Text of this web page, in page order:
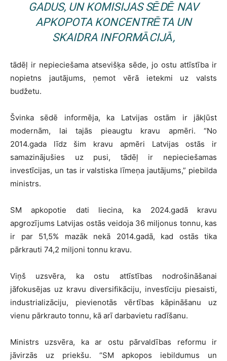
GADUS, UN KOMISIJAS SĒDĒ NAV
APKOPOTA KONCENTRĒTA UN
SKAIDRA INFORMĀCIJĀ,
tādēļ ir nepieciešama atsevišķa sēde, jo ostu attīstība ir
nopietns jautājums, ņemot vērā ietekmi uz valsts
budžetu.
Švinka sēdē informēja, ka Latvijas ostām ir jākļūst
modernām, lai tajās pieaugtu kravu apmēri. “No
2014.gada līdz šim kravu apmēri Latvijas ostās ir
samazinājušies uz pusi, tādēļ ir nepieciešamas
investīcijas, un tas ir valstiska līmeņa jautājums,” piebilda
ministrs.
SM apkopotie dati liecina, ka 2024.gadā kravu
apgrozījums Latvijas ostās veidoja 36 miljonus tonnu, kas
ir par 51,5% mazāk nekā 2014.gadā, kad ostās tika
pārkrauti 74,2 miljoni tonnu kravu.
Viņš uzsvēra, ka ostu attīstības nodrošināšanai
jāfokusējas uz kravu diversifikāciju, investīciju piesaisti,
industrializāciju, pievienotās vērtības kāpināšanu uz
vienu pārkrauto tonnu, kā arī darbavietu radīšanu.
Ministrs uzsvēra, ka ar ostu pārvaldības reformu ir
jāvirzās uz priekšu. “SM apkopos iebildumus un